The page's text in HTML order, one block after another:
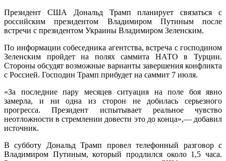
Президент США Дональд Трамп планирует связаться с
российским президентом Владимиром Путиным после
встречи с президентом Украины Владимиром Зеленским.
По информации собеседника агентства, встреча с господином
Зеленским пройдет на полях саммита НАТО в Турции.
Стороны обсудят возможные варианты завершения конфликта
с Россией. Господин Трамп прибудет на саммит 7 июля.
«За последние пару месяцев ситуация на поле боя явно
замерла, и ни одна из сторон не добилась серьезного
прогресса. Президент испытывает реальное чувство
неотложности в стремлении довести это до конца»,— добавил
источник.
В субботу Дональд Трамп провел телефонный разговор с
Владимиром Путиным, который продлился около 1,5 часа.